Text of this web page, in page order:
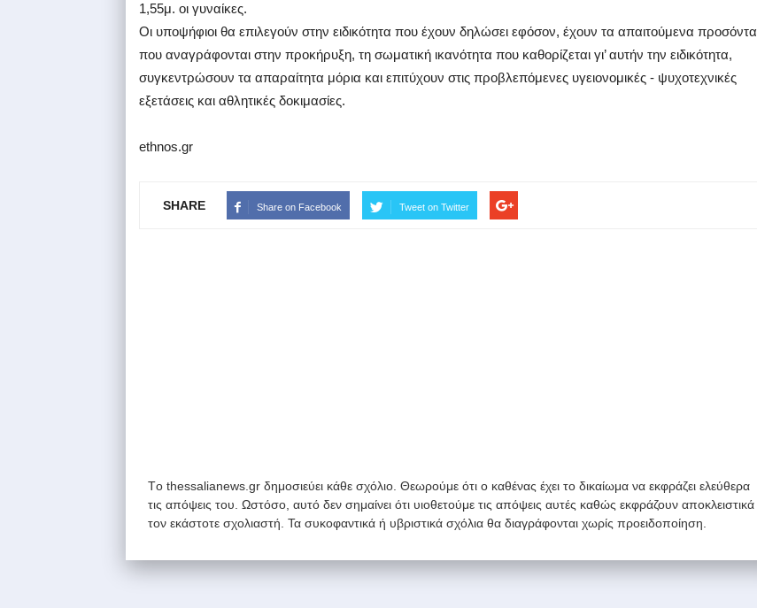
1,55μ. οι γυναίκες.
Οι υποψήφιοι θα επιλεγούν στην ειδικότητα που έχουν δηλώσει εφόσον, έχουν τα απαιτούμενα προσόντα
που αναγράφονται στην προκήρυξη, τη σωματική ικανότητα που καθορίζεται γι’ αυτήν την ειδικότητα,
συγκεντρώσουν τα απαραίτητα μόρια και επιτύχουν στις προβλεπόμενες υγειονομικές - ψυχοτεχνικές
εξετάσεις και αθλητικές δοκιμασίες.
ethnos.gr
SHARE Share on Facebook Tweet on Twitter
Tο thessalianews.gr δημοσιεύει κάθε σχόλιο. Θεωρούμε ότι ο καθένας έχει το δικαίωμα να εκφράζει ελεύθερα
τις απόψεις του. Ωστόσο, αυτό δεν σημαίνει ότι υιοθετούμε τις απόψεις αυτές καθώς εκφράζουν αποκλειστικά
τον εκάστοτε σχολιαστή. Τα συκοφαντικά ή υβριστικά σχόλια θα διαγράφονται χωρίς προειδοποίηση.